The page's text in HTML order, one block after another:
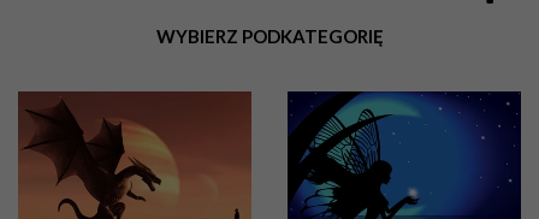
WYBIERZ PODKATEGORIĘ